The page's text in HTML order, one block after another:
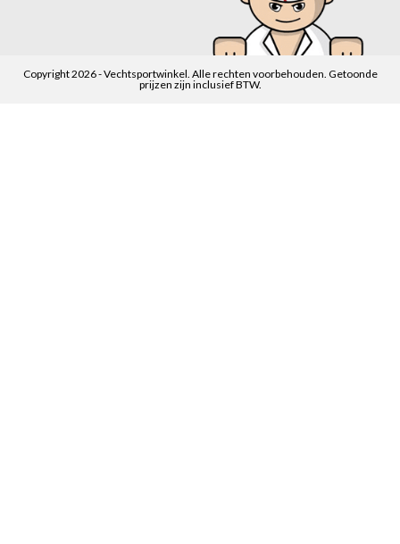
Copyright 2026 - Vechtsportwinkel. Alle rechten voorbehouden. Getoonde
prijzen zijn inclusief BTW.